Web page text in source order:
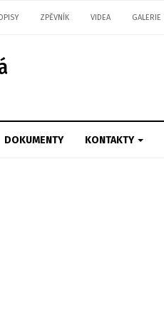
ZPĚVNÍK VIDEA GALERIE
DOKUMENTY KONTAKTY